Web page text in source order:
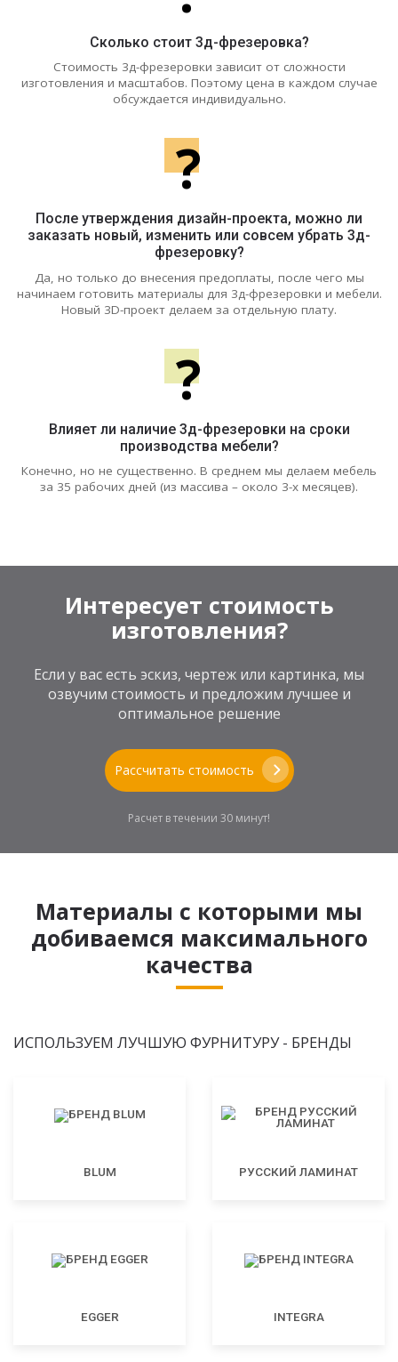
Сколько стоит 3д-фрезеровка?
Стоимость 3д-фрезеровки зависит от сложности
изготовления и масштабов. Поэтому цена в каждом случае
обсуждается индивидуально.
?
После утверждения дизайн-проекта, можно ли
заказать новый, изменить или совсем убрать 3д-
фрезеровку?
Да, но только до внесения предоплаты, после чего мы
начинаем готовить материалы для 3д-фрезеровки и мебели.
Новый 3D-проект делаем за отдельную плату.
?
Влияет ли наличие 3д-фрезеровки на сроки
производства мебели?
Конечно, но не существенно. В среднем мы делаем мебель
за 35 рабочих дней (из массива – около 3-х месяцев).
Интересует стоимость
изготовления?
Если у вас есть эскиз, чертеж или картинка, мы
озвучим стоимость и предложим лучшее и
оптимальное решение
Рассчитать стоимость
Расчет в течении 30 минут!
Материалы с которыми мы
добиваемся максимального
качества
ИСПОЛЬЗУЕМ ЛУЧШУЮ ФУРНИТУРУ - БРЕНДЫ
BLUM РУССКИЙ ЛАМИНАТ
EGGER INTEGRA